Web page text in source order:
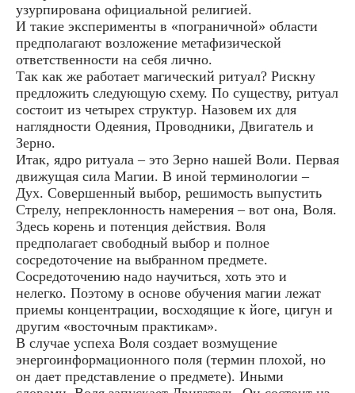
узурпирована официальной религией.
И такие эксперименты в «пограничной» области
предполагают возложение метафизической
ответственности на себя лично.
Так как же работает магический ритуал? Рискну
предложить следующую схему. По существу, ритуал
состоит из четырех структур. Назовем их для
наглядности Одеяния, Проводники, Двигатель и
Зерно.
Итак, ядро ритуала – это Зерно нашей Воли. Первая
движущая сила Магии. В иной терминологии –
Дух. Совершенный выбор, решимость выпустить
Стрелу, непреклонность намерения – вот она, Воля.
Здесь корень и потенция действия. Воля
предполагает свободный выбор и полное
сосредоточение на выбранном предмете.
Сосредоточению надо научиться, хоть это и
нелегко. Поэтому в основе обучения магии лежат
приемы концентрации, восходящие к йоге, цигун и
другим «восточным практикам».
В случае успеха Воля создает возмущение
энергоинформационного поля (термин плохой, но
он дает представление о предмете). Иными